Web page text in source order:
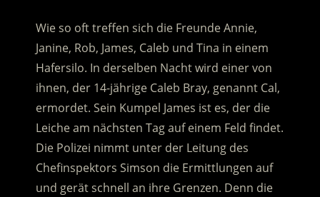
Wie so oft treffen sich die Freunde Annie,
Janine, Rob, James, Caleb und Tina in einem
Hafersilo. In derselben Nacht wird einer von
ihnen, der 14-jährige Caleb Bray, genannt Cal,
ermordet. Sein Kumpel James ist es, der die
Leiche am nächsten Tag auf einem Feld findet.
Die Polizei nimmt unter der Leitung des
Chefinspektors Simson die Ermittlungen auf
und gerät schnell an ihre Grenzen. Denn die